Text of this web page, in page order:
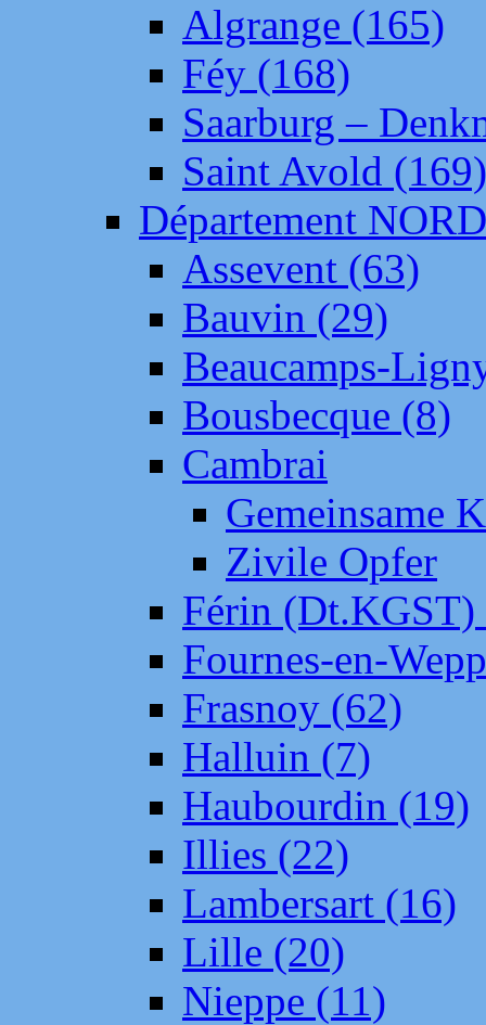
Algrange (165)
Féy (168)
Saarburg –
Saint Avold (169)
Département NORD
Assevent (63)
Bauvin (29)
Beaucamps-
Bousbecque (8)
Cambrai
Gemeinsame
Zivile Opfer
Férin (Dt.KGST)
Fournes-en-
Frasnoy (62)
Halluin (7)
Haubourdin (19)
Illies (22)
Lambersart (16)
Lille (20)
Nieppe (11)